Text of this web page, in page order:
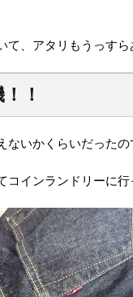
て、アタリもうっすら
！
ないかくらいだったの
コインランドリーに